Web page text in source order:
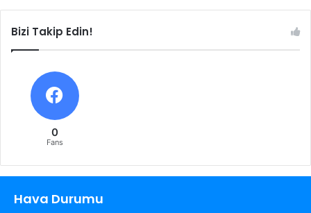
Bizi Takip Edin!
0
Fans
Hava Durumu